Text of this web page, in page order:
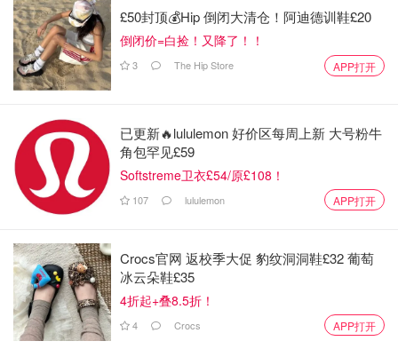
£50封顶💰Hip 倒闭大清仓！阿迪德训鞋£20
倒闭价=白捡！又降了！！
3 The Hip Store APP打开
已更新🔥lululemon 好价区每周上新 大号粉牛
角包罕见£59
Softstreme卫衣£54/原£108！
107 lululemon APP打开
Crocs官网 返校季大促 豹纹洞洞鞋£32 葡萄
冰云朵鞋£35
4折起+叠8.5折！
4 Crocs APP打开